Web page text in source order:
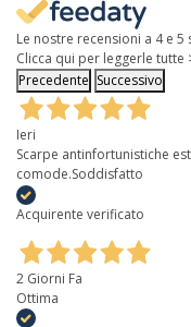
Le nostre recensioni a 4 e 5
Clicca qui per leggerle tutte
Precedente Successivo
Ieri
Scarpe antinfortunistiche
comode.Soddisfatto
Acquirente verificato
2 Giorni Fa
Ottima